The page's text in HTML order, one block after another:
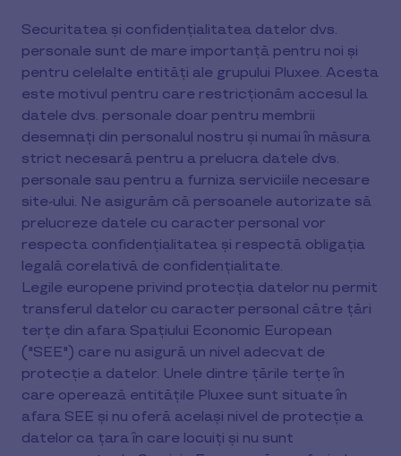
Securitatea și confidențialitatea datelor dvs.
personale sunt de mare importanță pentru noi și
pentru celelalte entități ale grupului Pluxee. Acesta
este motivul pentru care restricționăm accesul la
datele dvs. personale doar pentru membrii
desemnaţi din personalul nostru și numai în măsura
strict necesară pentru a prelucra datele dvs.
personale sau pentru a furniza serviciile necesare
site-ului. Ne asigurăm că persoanele autorizate să
prelucreze datele cu caracter personal vor
respecta confidențialitatea şi respectă obligația
legală corelativă de confidențialitate.
Legile europene privind protecția datelor nu permit
transferul datelor cu caracter personal către țări
terțe din afara Spațiului Economic European
("SEE") care nu asigură un nivel adecvat de
protecție a datelor. Unele dintre țările terțe în
care operează entitățile Pluxee sunt situate în
afara SEE și nu oferă același nivel de protecție a
datelor ca țara în care locuiți și nu sunt